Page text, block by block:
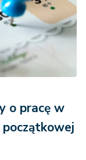
o pracę w